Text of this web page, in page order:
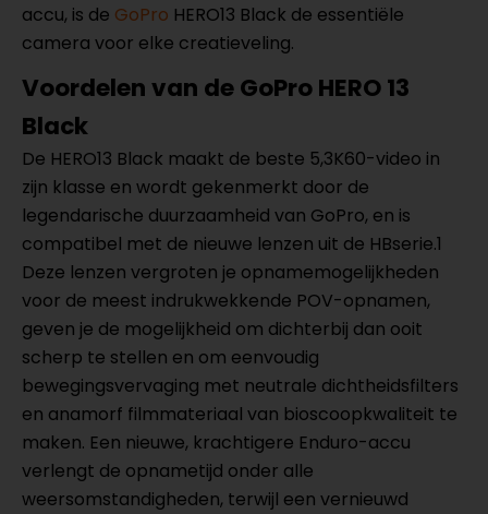
accu, is de GoPro HERO13 Black de essentiële
camera voor elke creatieveling.
Voordelen van de GoPro HERO 13
Black
De HERO13 Black maakt de beste 5,3K60-video in
zijn klasse en wordt gekenmerkt door de
legendarische duurzaamheid van GoPro, en is
compatibel met de nieuwe lenzen uit de HBserie.1
Deze lenzen vergroten je opnamemogelijkheden
voor de meest indrukwekkende POV-opnamen,
geven je de mogelijkheid om dichterbij dan ooit
scherp te stellen en om eenvoudig
bewegingsvervaging met neutrale dichtheidsfilters
en anamorf filmmateriaal van bioscoopkwaliteit te
maken. Een nieuwe, krachtigere Enduro-accu
verlengt de opnametijd onder alle
weersomstandigheden, terwijl een vernieuwd